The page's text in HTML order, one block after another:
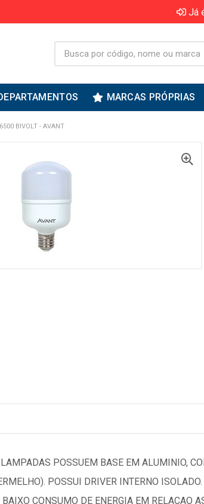
Já
MARCAS PRÓPRIAS
BIVOLT - AVANT
POSSUEM BASE EM ALUMINIO,
POSSUI DRIVER INTERNO
CONSUMO DE ENERGIA EM RELACAO